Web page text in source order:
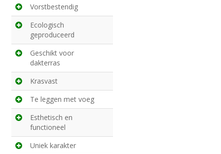
Vorstbestendig
Ecologisch
geproduceerd
Geschikt voor
dakterras
Krasvast
Te leggen met voeg
Esthetisch en
functioneel
Uniek karakter